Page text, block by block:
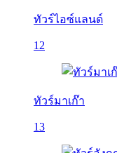
ทัวร์ไอซ์แลนด์
12
ทัวร์มาเก๊า
13